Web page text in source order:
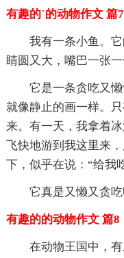
有趣的`的动物作文 篇7
我有一条小鱼。
睛圆又大，嘴巴一张
它是一条贪吃又
就像静止的画一样。
来。有一天，我拿着
飞快地游到我这里来
下，似乎在说：“给我
它真是又懒又贪吃
有趣的的动物作文 篇8
在动物王国中，